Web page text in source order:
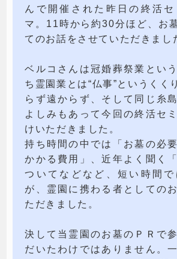
んで開催された昨日の終活セ
マ。11時から約30分ほど、お
てのお話をさせていただきまし
ベルコさんは冠婚葬祭業とい
ち霊園業とは“仏事”というくく
らず遠からず、そして同じ糸
よしみもあって今回の終活セ
けいただきました。
持ち時間の中では「お墓の必
かかる費用」、近年よく聞く
ついてなどなど、短い時間で
が、霊園に携わる者としての
ただきました。
決して当霊園のお墓のＰＲで
だいたわけではありません。